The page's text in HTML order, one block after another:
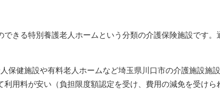
きる特別養護老人ホームという分類の介護保険施設です。
保健施設や有料老人ホームなど埼玉県川口市の介護施設施設
用料が安い（負担限度額認定を受け、費用の減免を受けら